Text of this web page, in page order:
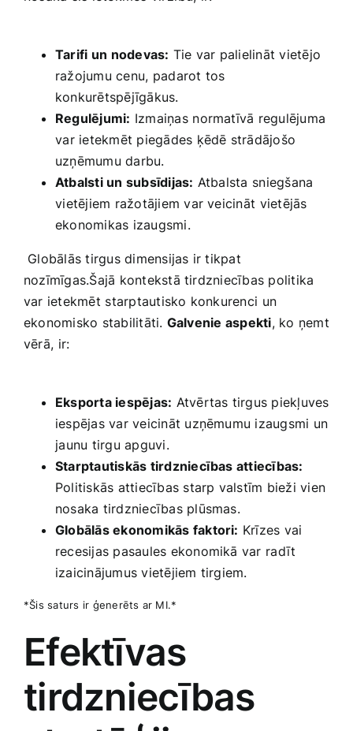
Tarifi ⁤un nodevas: Tie var‍ palielināt vietējo
ražojumu cenu, ⁤padarot⁢ tos
konkurētspējīgākus.
Regulējumi: Izmaiņas ⁤normatīvā regulējuma
⁤var ietekmēt piegādes​ ķēdē strādājošo
uzņēmumu darbu.
Atbalsti un subsīdijas: Atbalsta ⁤sniegšana
⁤vietējiem ražotājiem var veicināt ⁤vietējās
ekonomikas izaugsmi.
‌ Globālās ​tirgus dimensijas ir tikpat
nozīmīgas.Šajā kontekstā tirdzniecības politika ​
var ietekmēt ⁢starptautisko konkurenci ⁢un
ekonomisko stabilitāti. Galvenie aspekti, ko ​ņemt⁤
vērā, ⁤ir:
Eksporta iespējas: Atvērtas tirgus piekļuves⁤
iespējas var veicināt uzņēmumu izaugsmi un
⁤jaunu tirgu apguvi.
Starptautiskās tirdzniecības attiecības:
Politiskās attiecības starp‌ valstīm bieži vien
nosaka tirdzniecības plūsmas.
Globālās ekonomikās faktori: Krīzes vai
recesijas pasaules ekonomikā var⁢ radīt
izaicinājumus‍ vietējiem tirgiem.
*Šis saturs ‍ir ģenerēts ar MI.*
Efektīvas​
tirdzniecības